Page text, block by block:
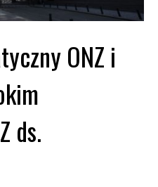
ONZ i
ds.